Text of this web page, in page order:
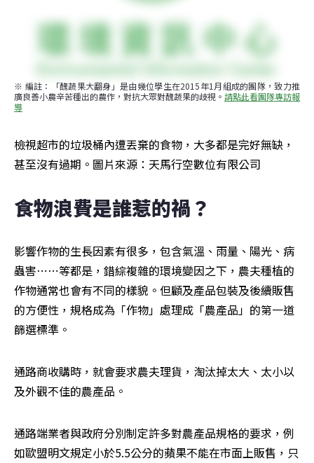
※ 編註：「醜蔬果大翻身」是由幾位學生在2015年1月組成的團隊，致力推
廣良善小農辛苦種出的農作，對抗大眾對醜蔬果的歧視。 請點此看團隊專訪報
導
檢視超市的垃圾桶內遭丟棄的食物，大多都是完好無缺，
甚至沒有過期。圖片來源：天馬行空數位有限公司
食物浪費是誰惹的禍？
影響作物的生長因素有很多，包含氣溫、雨量、陽光、病
蟲害⋯⋯等都是，錯綜複雜的環境變因之下，農夫種植的
作物通常也會有不同的樣貌。但顧及產品包裝及後續販售
的方便性，規格成為「作物」處理成「農產品」的第一道
篩選標準。
通路商收購時，就會要求農夫理貨，淘汰掉太大、太小以
及外觀不佳的農產品。
通路端業者與政府分別制定許多對農產品規格的要求，例
如歐盟明文規定小於5.5公分的蘋果不能在市面上販售，只